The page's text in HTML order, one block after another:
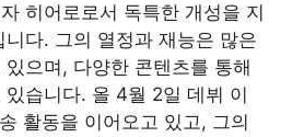
히어로로서 독특한 개성을 지
니다. 그의 열정과 재능은 많은
으며, 다양한 콘텐츠를 통해
습니다. 올 4월 2일 데뷔 이
활동을 이어오고 있고, 그의